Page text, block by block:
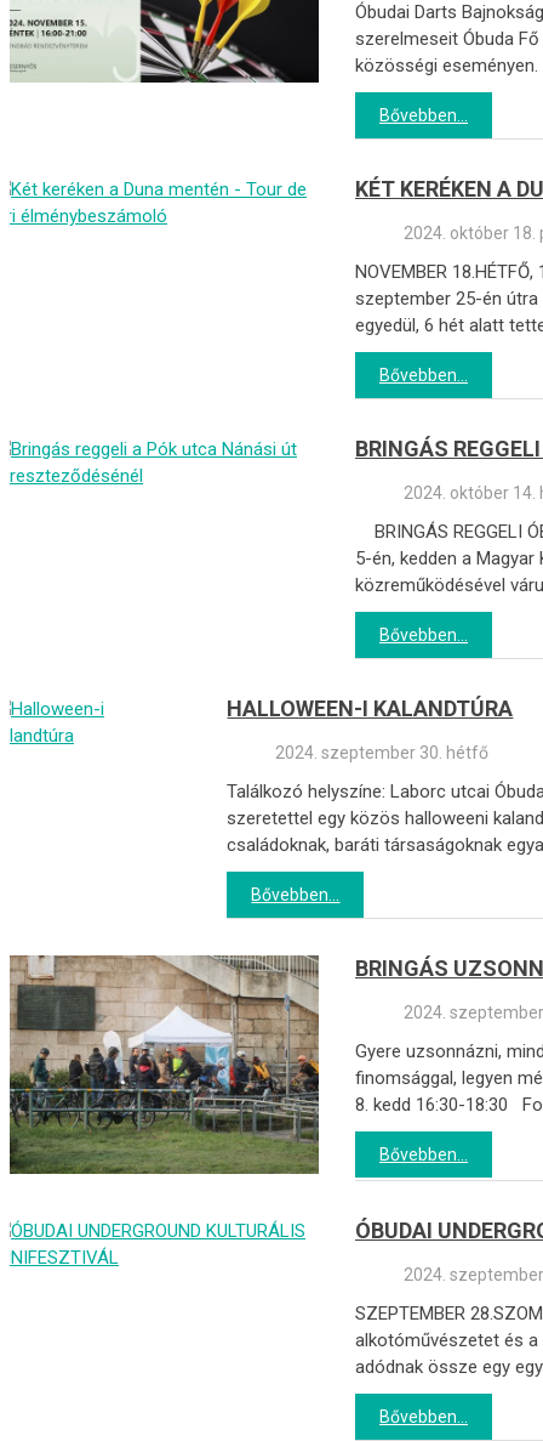
Óbudai Darts
szerelmeseit Óbuda
közösségi
Bővebben...
KÉT KERÉKEN A
2024. október 18.
NOVEMBER
szeptember 25-én
egyedül, 6 hét alatt
Bővebben...
BRINGÁS
2024. október 14.
BRINGÁS REGGELI
5-én, kedden a
közreműködésével
Bővebben...
HALLOWEEN-I KALANDTÚRA
2024. szeptember 30. hétfő
Találkozó helyszíne: Laborc utcai
szeretettel egy közös halloweeni
családoknak, baráti társaságoknak
Bővebben...
BRINGÁS
2024.
Gyere uzsonnázni, minden bringás a vendégünk! Október 8-án
finomsággal, legyen
8. kedd 16:30-18:30
Bővebben...
ÓBUDAI
2024.
SZEPTEMBER
alkotóművészetet és
adódnak össze egy
Bővebben...